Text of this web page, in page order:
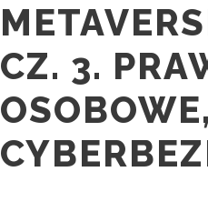
CZ. 3.
OSOBOWE,